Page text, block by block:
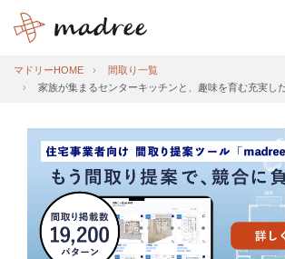
マドリーHOME
間取り一覧
家族が集まるセンターキッチンと、趣味を育む充実し